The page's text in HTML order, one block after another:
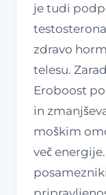
je tudi
zdravo
telesu.
Eroboost
in
moškim
več